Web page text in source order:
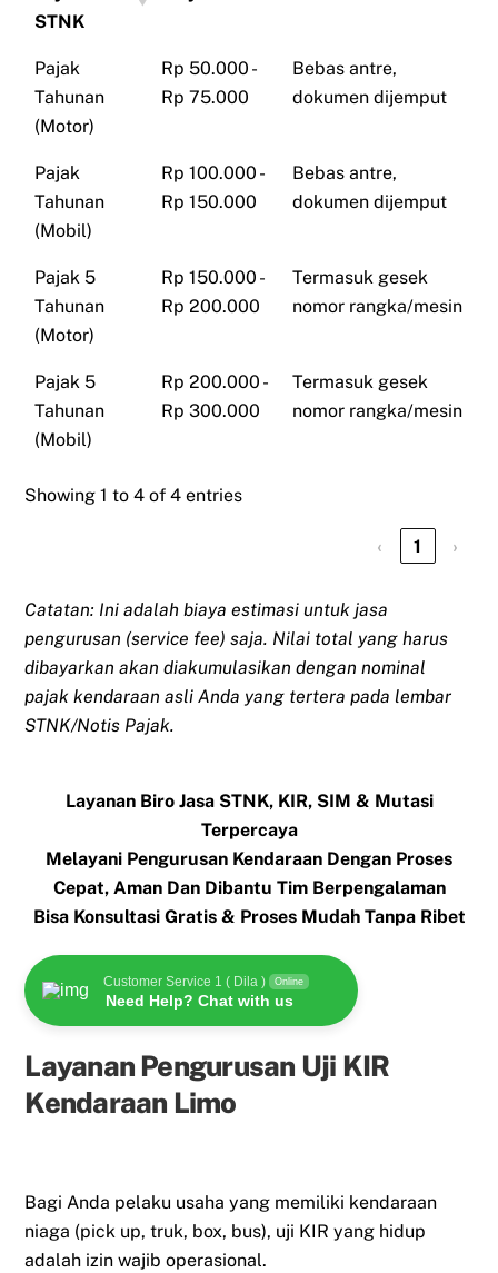
STNK
Pajak
Tahunan
(Motor)
Rp 50.000 -
Rp 75.000
Bebas antre,
dokumen dijemput
Pajak
Tahunan
(Mobil)
Rp 100.000 -
Rp 150.000
Bebas antre,
dokumen dijemput
Pajak 5
Tahunan
(Motor)
Rp 150.000 -
Rp 200.000
Termasuk gesek
nomor rangka/mesin
Pajak 5
Tahunan
(Mobil)
Rp 200.000 -
Rp 300.000
Termasuk gesek
nomor rangka/mesin
Showing 1 to 4 of 4 entries
‹ 1 ›
Catatan: Ini adalah biaya estimasi untuk jasa
pengurusan (service fee) saja. Nilai total yang harus
dibayarkan akan diakumulasikan dengan nominal
pajak kendaraan asli Anda yang tertera pada lembar
STNK/Notis Pajak.
Layanan Biro Jasa STNK, KIR, SIM & Mutasi
Terpercaya
Melayani Pengurusan Kendaraan Dengan Proses
Cepat, Aman Dan Dibantu Tim Berpengalaman
Bisa Konsultasi Gratis & Proses Mudah Tanpa Ribet
Customer Service 1 ( Dila ) Online
Need Help? Chat with us
Layanan Pengurusan Uji KIR
Kendaraan Limo
Bagi Anda pelaku usaha yang memiliki kendaraan
niaga (pick up, truk, box, bus), uji KIR yang hidup
adalah izin wajib operasional.